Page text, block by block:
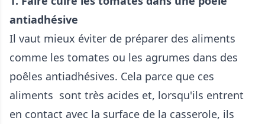
antiadhésive
Il vaut mieux éviter de préparer des aliments
comme les tomates ou les agrumes dans des
poêles antiadhésives. Cela parce que ces
aliments sont très acides et, lorsqu'ils entrent
en contact avec la surface de la casserole, ils